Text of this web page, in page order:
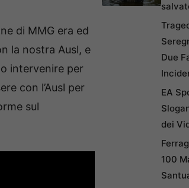
di MMG era ed
la nostra Ausl, e
intervenire per
con l’Ausl per
sul
Due
EA
dei
100